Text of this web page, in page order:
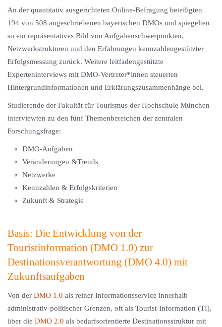
An der quantitativ ausgerichteten Online-Befragung beteiligten
194 von 508 angeschriebenen bayerischen DMOs und spiegelten
so ein repräsentatives Bild von Aufgabenschwerpunkten,
Netzwerkstrukturen und den Erfahrungen kennzahlengestützter
Erfolgsmessung zurück. Weitere leitfadengestützte
Experteninterviews mit DMO-Vertreter*innen steuerten
Hintergrundinformationen und Erklärungszusammenhänge bei.
Studierende der Fakultät für Tourismus der Hochschule München
interviewten zu den fünf Themenbereichen der zentralen
Forschungsfrage:
DMO-Aufgaben
Veränderungen &Trends
Netzwerke
Kennzahlen & Erfolgskriterien
Zukunft & Strategie
Basis: Die Entwicklung von der
Touristinformation (DMO 1.0) zur
Destinationsverantwortung (DMO 4.0) mit
Zukunftsaufgaben
Von der DMO 1.0 als reiner Informationsservice innerhalb
administrativ-politischer Grenzen, oft als Tourist-Information (TI),
über die DMO 2.0 als bedarfsorientierte Destinationsstruktur mit